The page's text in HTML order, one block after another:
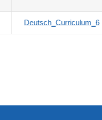
Deutsch_Curriculum_6